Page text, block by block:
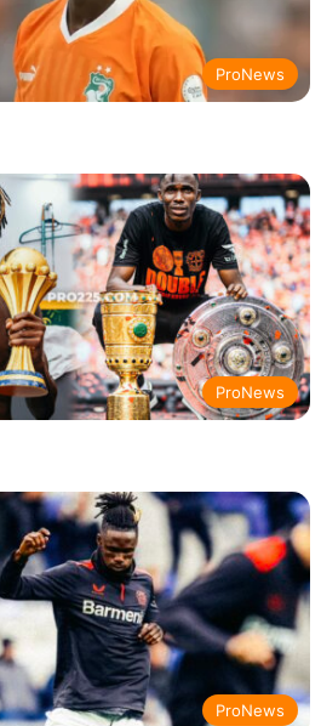
ProNews
ProNews
ProNews